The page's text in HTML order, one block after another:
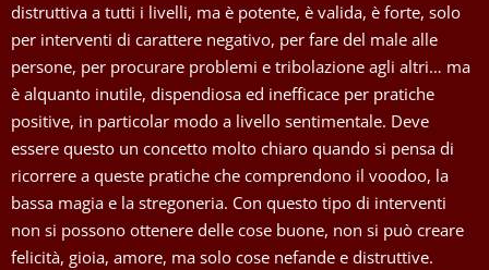
distruttiva a tutti i livelli, ma è potente, è valida, è forte, solo
per interventi di carattere negativo, per fare del male alle
persone, per procurare problemi e tribolazione agli altri… ma
è alquanto inutile, dispendiosa ed inefficace per pratiche
positive, in particolar modo a livello sentimentale. Deve
essere questo un concetto molto chiaro quando si pensa di
ricorrere a queste pratiche che comprendono il voodoo, la
bassa magia e la stregoneria. Con questo tipo di interventi
non si possono ottenere delle cose buone, non si può creare
felicità, gioia, amore, ma solo cose nefande e distruttive.